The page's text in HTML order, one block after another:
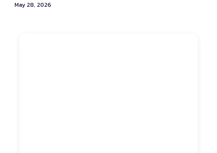
May 28, 2026